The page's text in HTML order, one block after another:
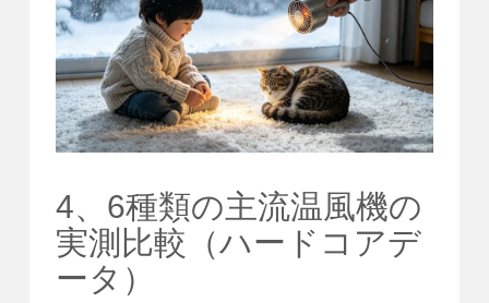
4、6種類の主流温風機の
実測比較（ハードコアデ
ータ）